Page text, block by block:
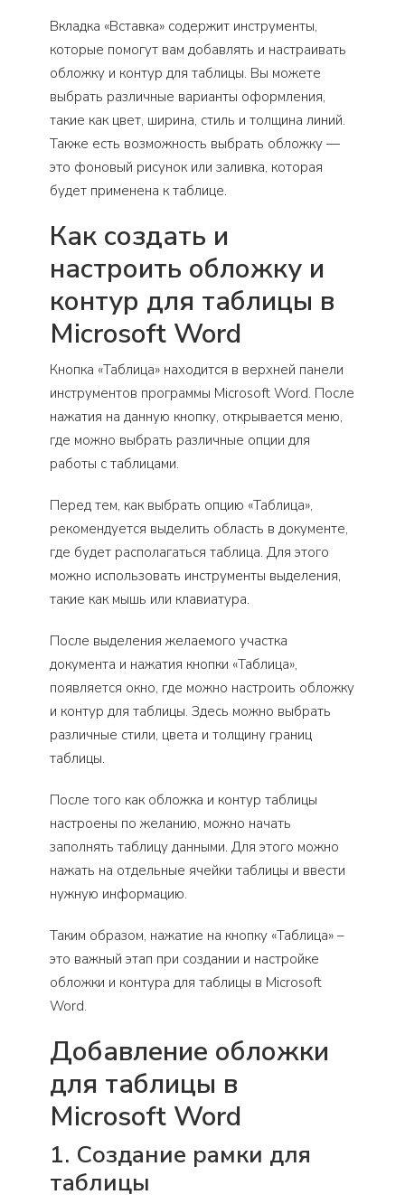
Вкладка «Вставка» содержит инструменты,
которые помогут вам добавлять и настраивать
обложку и контур для таблицы. Вы можете
выбрать различные варианты оформления,
такие как цвет, ширина, стиль и толщина линий.
Также есть возможность выбрать обложку —
это фоновый рисунок или заливка, которая
будет применена к таблице.
Как создать и
настроить обложку и
контур для таблицы в
Microsoft Word
Кнопка «Таблица» находится в верхней панели
инструментов программы Microsoft Word. После
нажатия на данную кнопку, открывается меню,
где можно выбрать различные опции для
работы с таблицами.
Перед тем, как выбрать опцию «Таблица»,
рекомендуется выделить область в документе,
где будет располагаться таблица. Для этого
можно использовать инструменты выделения,
такие как мышь или клавиатура.
После выделения желаемого участка
документа и нажатия кнопки «Таблица»,
появляется окно, где можно настроить обложку
и контур для таблицы. Здесь можно выбрать
различные стили, цвета и толщину границ
таблицы.
После того как обложка и контур таблицы
настроены по желанию, можно начать
заполнять таблицу данными. Для этого можно
нажать на отдельные ячейки таблицы и ввести
нужную информацию.
Таким образом, нажатие на кнопку «Таблица» –
это важный этап при создании и настройке
обложки и контура для таблицы в Microsoft
Word.
Добавление обложки
для таблицы в
Microsoft Word
1. Создание рамки для
таблицы